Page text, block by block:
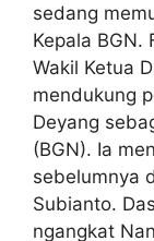
sedang
Kepala
Wakil Ketua
mendukung
Deyang
(BGN). Ia
sebelumnya
Subianto.
ngangkat